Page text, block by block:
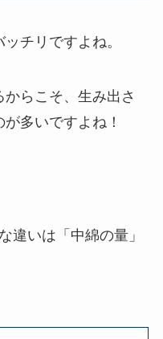
チリですよね。
らこそ、生み出さ
多いですよね！
違いは「中綿の量」